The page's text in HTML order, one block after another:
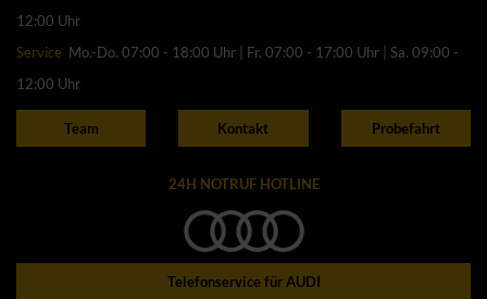
12:00 Uhr
Service Mo.-Do. 07:00 - 18:00 Uhr | Fr. 07:00 - 17:00 Uhr | Sa. 09:00 -
12:00 Uhr
Team Kontakt Probefahrt
24H NOTRUF HOTLINE
Telefonservice für AUDI